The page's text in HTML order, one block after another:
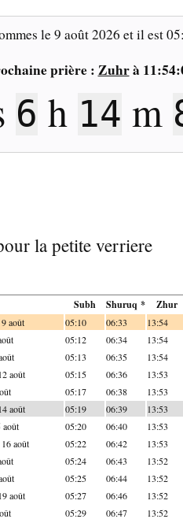
le9 août 2026 et il est
prière : Zuhrà
6 h 14 m
la petite verriere
Subh Shuruq * Zhur
août 05:10 06:33 13:54
05:12 06:34 13:54
05:13 06:35 13:54
août 05:15 06:36 13:53
05:17 06:38 13:53
août 05:19 06:39 13:53
août 05:20 06:40 13:53
août 05:22 06:42 13:53
05:24 06:43 13:52
05:25 06:44 13:52
août 05:27 06:46 13:52
05:29 06:47 13:52